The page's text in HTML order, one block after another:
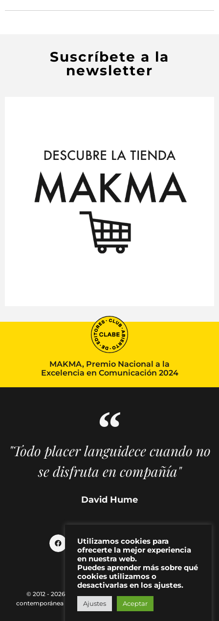
Suscríbete a la
newsletter
MAKMA, Premio Nacional a la
Excelencia en Comunicación 2024
"Todo placer languidece cuando no
se disfruta en compañía"
David Hume
© 2012 - 2026 MAKMA | Revista de artes visuales y cultura
contemporánea |
Política de Privacidad|Aviso Legal
Utilizamos cookies para
ofrecerte la mejor experiencia
en nuestra web.
Puedes aprender más sobre qué
cookies utilizamos o
desactivarlas en los ajustes.
Ajustes Aceptar